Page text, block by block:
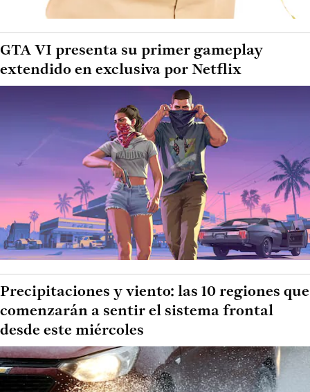
GTA VI presenta su primer gameplay
extendido en exclusiva por Netflix
Precipitaciones y viento: las 10 regiones que
comenzarán a sentir el sistema frontal
desde este miércoles